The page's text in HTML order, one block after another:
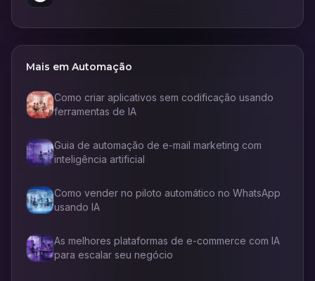
Mais em Automação
Como criar aplicativos sem codificação usando
ferramentas de IA
Guia de automação de e-mail marketing com
inteligência artificial
Como vender no piloto automático no WhatsApp
usando IA
As melhores plataformas de e-commerce com IA
para escalar seu negócio